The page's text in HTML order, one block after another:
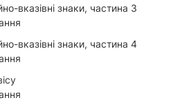
вказівні знаки, частина 3
вказівні знаки, частина 4